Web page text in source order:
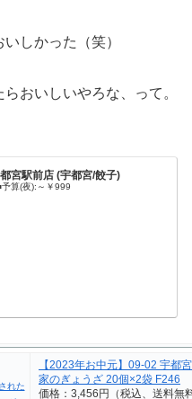
しかった（笑）
おいしいやろな、って。
宮駅前店 (宇都宮/餃子)
(夜):～￥999
【2023年お中元】09-02 宇都
家のぎょうざ 20個×2袋 F246
価格：3,456円（税込、送料無